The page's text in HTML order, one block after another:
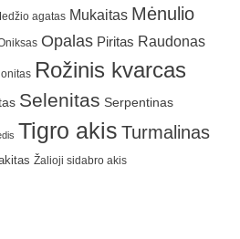
agatas Mukaitas Mėnulio
Opalas Piritas Raudonas
Rožinis kvarcas
Selenitas Serpentinas
Tigro akis Turmalinas
Žalioji sidabro akis